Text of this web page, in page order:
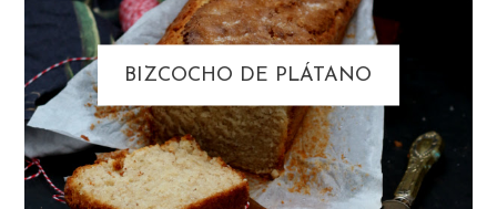
BIZCOCHO DE PLÁTANO